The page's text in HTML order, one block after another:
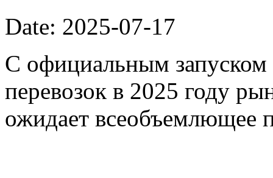
Date: 2025-07-17
С официальным
перевозок в 2025 году
ожидает всеобъемлющее